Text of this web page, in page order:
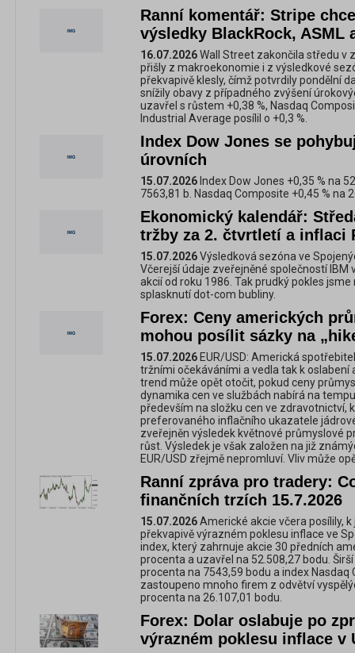
Ranní komentář: Stripe
výsledky BlackRock, ASML
16.07.2026Wall Street zakončila středu v
přišly z makroekonomie i z výsledkové
překvapivě klesly, čímž potvrdily pondělní
snížily obavy z případného zvýšení
uzavřel s růstem +0,38 %, Nasdaq
Industrial Average posílil o +0,3 %.
Index Dow Jones se
úrovních
15.07.2026 Index Dow Jones +0,35 % na
7563,81 b. Nasdaq Composite +0,45 % na
Ekonomický kalendář:
tržby za 2. čtvrtletí a inflaci
15.07.2026Výsledková sezóna ve
Včerejší údaje zveřejněné společností IBM
akcií od roku 1986. Tak prudký pokles
splasknutí dot-com bubliny.
Forex: Ceny amerických
mohou posílit sázky na
15.07.2026 EUR/USD: Americká
tržními očekáváními a vedla tak k oslabení
trend může opět otočit, pokud ceny
dynamika cen ve službách nabírá na
především na složku cen ve zdravotnictví,
preferovaného inflačního ukazatele
zveřejněn výsledek květnové průmyslové
růst. Výsledek je však založen na již
EUR/USD zřejmě nepromluví. Vliv může
Ranní zpráva pro tradery:
finančních trzích 15.7.2026
15.07.2026Americké akcie včera posílily,
překvapivě výrazném poklesu inflace ve
index, který zahrnuje akcie 30 předních
procenta a uzavřel na 52.508,27 bodu.
procenta na 7543,59 bodu a index Nasdaq
zastoupeno mnoho firem z odvětví
procenta na 26.107,01 bodu.
Forex: Dolar oslabuje po
výrazném poklesu inflace v